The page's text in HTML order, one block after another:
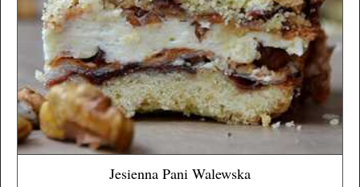
Jesienna Pani Walewska